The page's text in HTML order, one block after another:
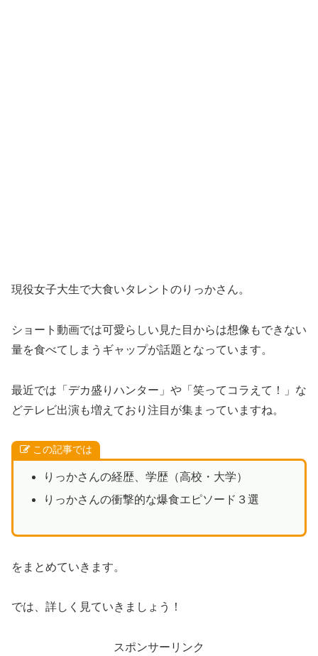
現役女子大生で大食いタレントのりっかさん。
ショート動画では可愛らしい見た目からは想像もできない
量を食べてしまうギャップが話題となっています。
最近では「デカ盛りハンター」や「笑ってコラえて！」な
どテレビ出演も増えており注目が集まっていますね。
この記事では
りっかさんの経歴、学歴（高校・大学）
りっかさんの衝撃的な爆食エピソード３選
をまとめていきます。
では、詳しく見ていきましょう！
スポンサーリンク